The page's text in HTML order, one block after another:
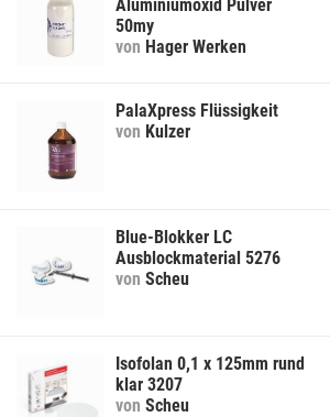
Aluminiumoxid Pulver
50my
von Hager Werken
PalaXpress Flüssigkeit
von Kulzer
Blue-Blokker LC
Ausblockmaterial 5276
von Scheu
Isofolan 0,1 x 125mm rund
klar 3207
von Scheu